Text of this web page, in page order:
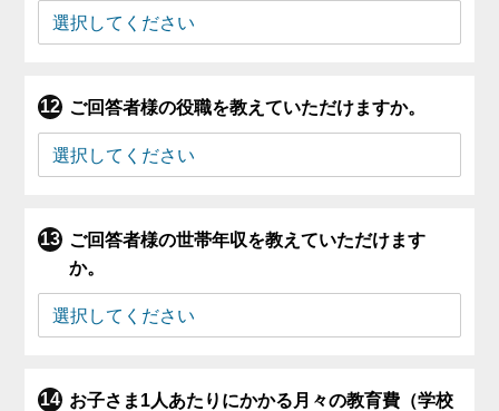
ご回答者様の役職を教えていただけますか。
ご回答者様の世帯年収を教えていただけます
か。
お子さま1人あたりにかかる月々の教育費（学校